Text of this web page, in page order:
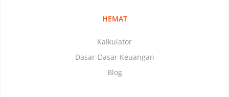
HEMAT
Kalkulator
Dasar-Dasar Keuangan
Blog